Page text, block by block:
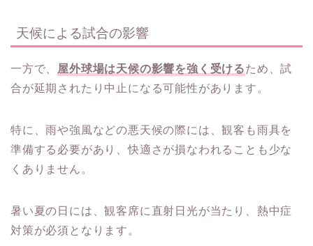
天候による試合の影響
一方で、 屋外球場は天候の影響を強く受けるため、試
合が延期されたり中止になる可能性があります。
特に、雨や強風などの悪天候の際には、観客も雨具を
準備する必要があり、快適さが損なわれることも少な
くありません。
暑い夏の日には、観客席に直射日光が当たり、熱中症
対策が必須となります。